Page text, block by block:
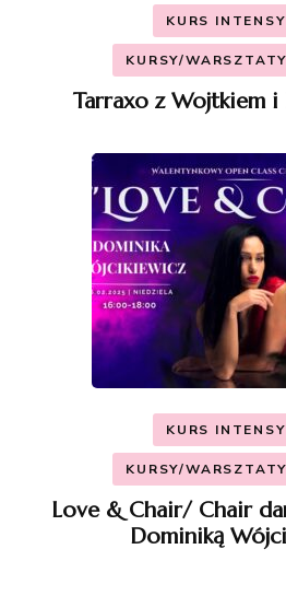
KURS
KURSY/
Tarraxo z Wojtkiem
KURS
KURSY/
Love & Chair/ Chair
Dominiką